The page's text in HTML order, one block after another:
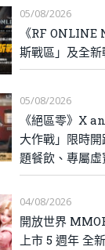
05/08/2026
《RF ONLINE
斯戰區」及全
05/08/2026
《絕區零》X
大作戰」限時
題餐飲、專屬
04/08/2026
開放世界
上市 5 週年 全